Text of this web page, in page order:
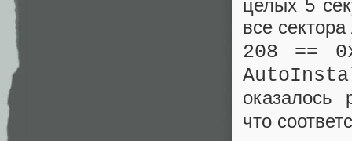
целых 5
все
208 ==
оказалось
что